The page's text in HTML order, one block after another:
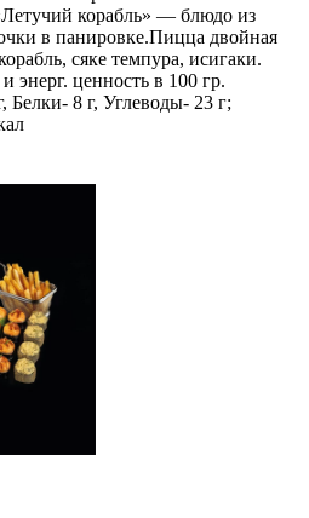
корабль» — блюдо из
в панировке.Пицца двойная
сяке темпура, исигаки.
энерг. ценность в 100 гр.
8 г, Углеводы- 23 г;